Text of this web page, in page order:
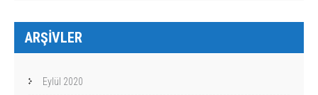
ARŞIVLER
Eylül 2020